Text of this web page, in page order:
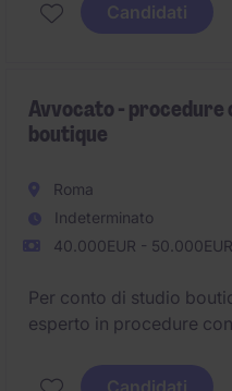
Candidati
Avvocato - procedure
boutique
Roma
Indeterminato
40.000EUR -
Per conto di studio
esperto in procedure
Candidati